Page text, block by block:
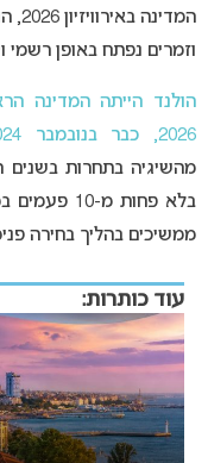
וזמרים נפתח באופן רשמי
הולנד הייתה המדינה
2026, כבר בנובמבר 2024.
מהשיגיה בתחרות
ממשיכים בהליך בחירה
עוד כותרות: